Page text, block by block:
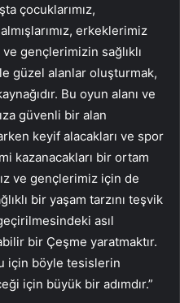
çocuklarımız,
erkeklerimiz
ve gençlerimizin sağlıklı
güzel alanlar oluşturmak,
Bu oyun alanı ve
güvenli bir alan
keyif alacakları ve spor
kazanacakları bir ortam
ve gençlerimiz için de
bir yaşam tarzını teşvik
asıl
bir Çeşme yaratmaktır.
için böyle tesislerin
için büyük bir adımdır.”